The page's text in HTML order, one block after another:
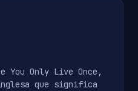
You Only Live Once,
que significa